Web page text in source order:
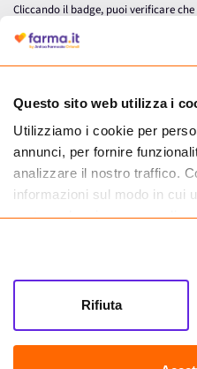
Questo sito web utilizza i
Utilizziamo i cookie per
annunci, per fornire
analizzare il nostro traffico.
informazioni sul modo in cui
partner che si occupano di
informazioni che hai fornito
tuo utilizzo dei loro servizi.
Rifiuta
Cliccando il badge, puoi verificare
autorizzata dal Ministero della
medicinali.
Farma.it S.a.s. P. IVA 07417261216 REA:
CREDITS